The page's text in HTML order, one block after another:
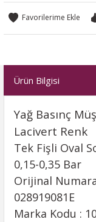
Ürün Bilgisi
Yağ Basınç
Lacivert Renk
Tek Fişli Oval
0,15-0,35 Bar
Orijinal Numara
028919081E
Marka Kodu :